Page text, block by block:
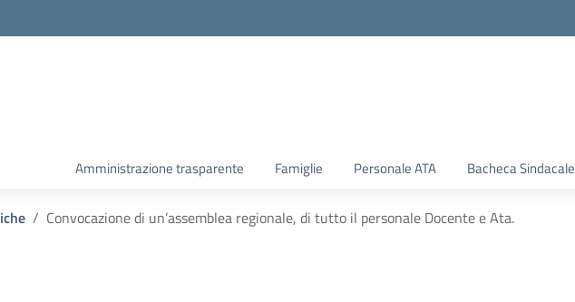
Amministrazione trasparente Famiglie Personale ATA Bacheca Sindacale
Convocazione di un’assemblea regionale, di tutto il personale Docente e Ata.